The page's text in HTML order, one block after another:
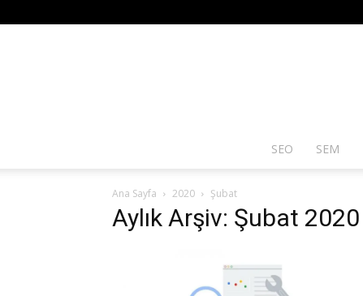
SEO SEM
Ana Sayfa 2020 Şubat
Aylık Arşiv: Şubat 2020